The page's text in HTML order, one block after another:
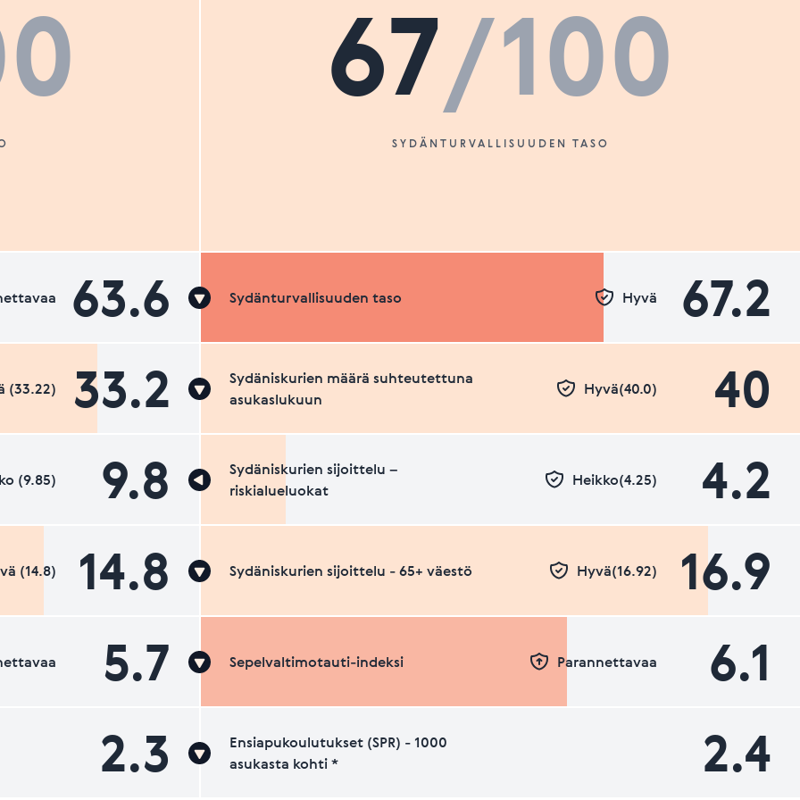
63.6
33.2
(33.22)
9.8
(9.85)
14.8
(14.8)
5.7
2.3
67/100
SYDÄNTURVALLISUUDEN TASO
Sydänturvallisuuden taso 67.2
Hyvä
Sydäniskurien määrä suhteutettuna
asukaslukuun
40
Hyvä(40.0)
Sydäniskurien sijoittelu –
riskialueluokat
4.2
Heikko(4.25)
Sydäniskurien sijoittelu - 65+ väestö 16.9
Hyvä(16.92)
Sepelvaltimotauti-indeksi 6.1
Parannettavaa
Ensiapukoulutukset (SPR) - 1000
asukasta kohti *
2.4